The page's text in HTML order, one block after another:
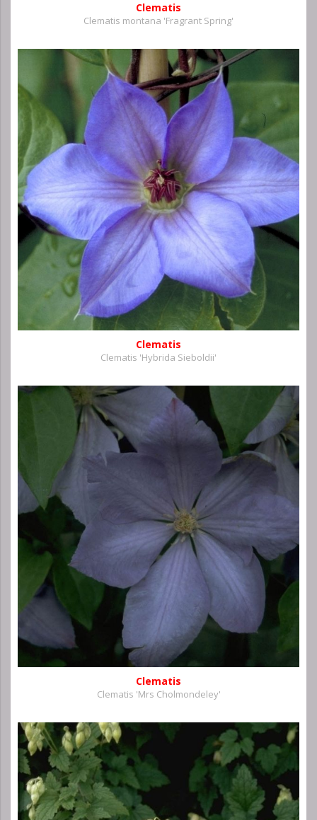
Clematis
Clematis montana 'Fragrant Spring'
Clematis
Clematis 'Hybrida Sieboldii'
Clematis
Clematis 'Mrs Cholmondeley'